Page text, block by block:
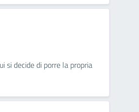
si decide di porre la propria